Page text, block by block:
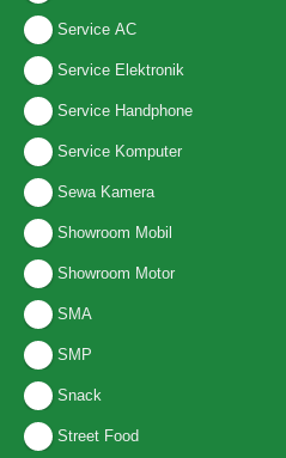
Service AC
Service Elektronik
Service Handphone
Service Komputer
Sewa Kamera
Showroom Mobil
Showroom Motor
SMA
SMP
Snack
Street Food